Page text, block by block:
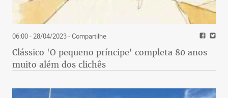
06:00 - 28/04/2023- Compartilhe
Clássico 'O pequeno príncipe' completa 80 anos
muito além dos clichês